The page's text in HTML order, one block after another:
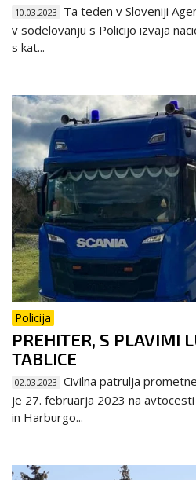
10.03.2023
Ta teden v Sloveniji
v sodelovanju s Policijo izvaja
s kat...
Policija
PREHITER, S PLAVIMI
TABLICE
02.03.2023 Civilna patrulja
je 27. februarja 2023 na
in Harburgo...